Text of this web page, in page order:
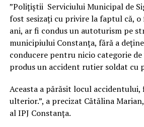
”Polițiștii Serviciului Municipal de
fost sesizați cu privire la faptul că, o
ani, ar fi condus un autoturism pe
municipiului Constanța, fără a
conducere pentru nicio categorie de
produs un accident rutier soldat cu
Aceasta a părăsit locul
ulterior.”, a precizat Cătălina
al IPJ Constanța.